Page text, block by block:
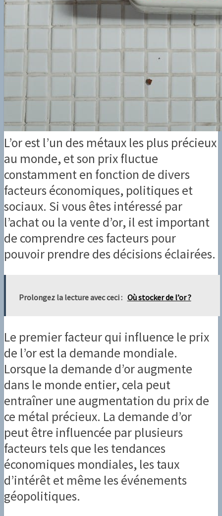
L’or est l’un des métaux les plus précieux
au monde, et son prix fluctue
constamment en fonction de divers
facteurs économiques, politiques et
sociaux. Si vous êtes intéressé par
l’achat ou la vente d’or, il est important
de comprendre ces facteurs pour
pouvoir prendre des décisions éclairées.
Prolongez la lecture avec ceci : Où stocker de l’or ?
Le premier facteur qui influence le prix
de l’or est la demande mondiale.
Lorsque la demande d’or augmente
dans le monde entier, cela peut
entraîner une augmentation du prix de
ce métal précieux. La demande d’or
peut être influencée par plusieurs
facteurs tels que les tendances
économiques mondiales, les taux
d’intérêt et même les événements
géopolitiques.